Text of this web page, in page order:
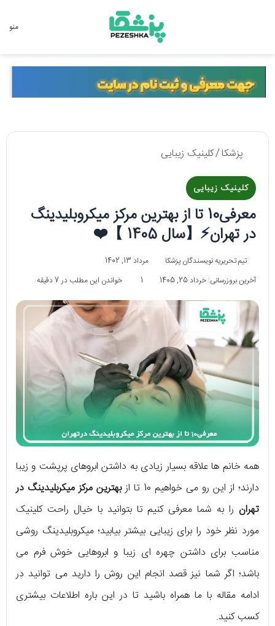
منو
پزشکا/کلینیک زیبایی
کلینیک زیبایی
معرفی10 تا از بهترین مرکز میکروبلیدینگ
در تهران⚡【سال 1405 】❤️
تیم تحریریه نویسندگان پزشکا
مرداد 13, 1402
آخرین بروزرسانی: خرداد 25, 1405
1 خواندن این مطلب در 7 دقیقه
همه خانم ها علاقه بسیار زیادی به داشتن ابروهای پرپشت و زیبا
دارند؛ از این رو می خواهیم 10 تا از
بهترین مرکز میکربلیدینگ در
تهران را به شما معرفی کنیم تا بتوانید با خیال راحت کلینیک
مورد نظر خود را برای زیبایی بیشتر بیابید؛ میکروبلیدینگ روشی
مناسب برای داشتن چهره ای زیبا و ابروهایی خوش فرم می
باشد؛ اگر شما نیز قصد انجام این روش را دارید می توانید در
ادامه مقاله با ما همراه باشید تا در این باره اطلاعات بیشتری
کسب کنید.